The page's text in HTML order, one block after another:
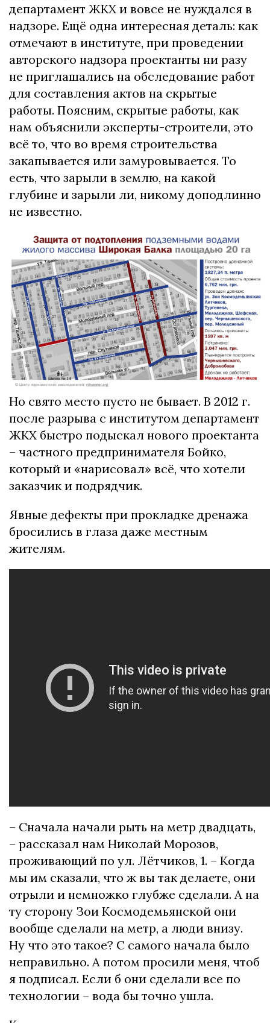
департамент ЖКХ и вовсе не нуждался в
надзоре. Ещё одна интересная деталь: как
отмечают в институте, при проведении
авторского надзора проектанты ни разу
не приглашались на обследование работ
для составления актов на скрытые
работы. Поясним, скрытые работы, как
нам объяснили эксперты-строители, это
всё то, что во время строительства
закапывается или замуровывается. То
есть, что зарыли в землю, на какой
глубине и зарыли ли, никому доподлинно
не известно.
Но свято место пусто не бывает. В 2012 г.
после разрыва с институтом департамент
ЖКХ быстро подыскал нового проектанта
– частного предпринимателя Бойко,
который и «нарисовал» всё, что хотели
заказчик и подрядчик.
Явные дефекты при прокладке дренажа
бросились в глаза даже местным
жителям.
– Сначала начали рыть на метр двадцать,
– рассказал нам Николай Морозов,
проживающий по ул. Лётчиков, 1. – Когда
мы им сказали, что ж вы так делаете, они
отрыли и немножко глубже сделали. А на
ту сторону Зои Космодемьянской они
вообще сделали на метр, а люди внизу.
Ну что это такое? С самого начала было
неправильно. А потом просили меня, чтоб
я подписал. Если б они сделали все по
технологии – вода бы точно ушла.